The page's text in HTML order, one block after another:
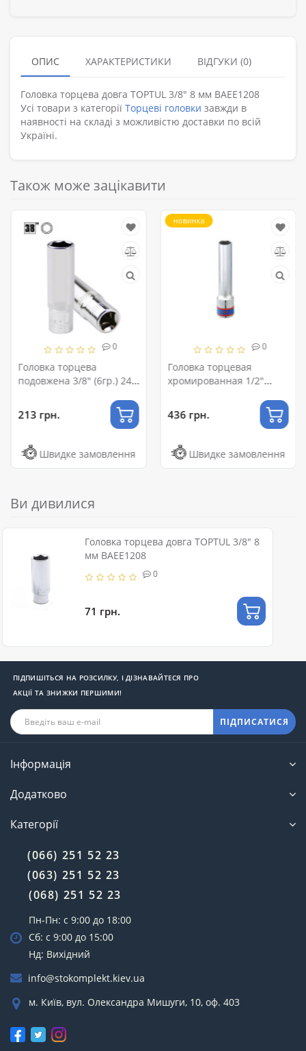
ОПИС ХАРАКТЕРИСТИКИ ВІДГУКИ (0)
Головка торцева довга TOPTUL 3/8" 8 мм BAEE1208
Усі товари з категорії Торцеві головки завжди в
наявності на складі з можливістю доставки по всій
Україні.
Також може зацікавити
0
Головка торцева
подовжена 3/8" (6гр.) 24
213 грн.
Швидке замовлення
новинка
0
Головка торцевая
хромированная 1/2"
гранн.) L=120мм
екстраудлиненная
436 грн.
Швидке замовлення
Ви дивилися
Головка торцева довга TOPTUL 3/8" 8
мм BAEE1208
0
71 грн.
ПІДПИШІТЬСЯ НА РОЗСИЛКУ, І ДІЗНАВАЙТЕСЯ ПРО
АКЦІЇ ТА ЗНИЖКИ ПЕРШИМИ!
ПІДПИСАТИСЯ
Інформація
Додатково
Категорії
(066) 251 52 23
(063) 251 52 23
(068) 251 52 23
Пн-Пн: с 9:00 до 18:00
Сб: с 9:00 до 15:00
Нд: Вихідний
info@stokomplekt.kiev.ua
м. Київ, вул. Олександра Мишуги, 10, оф. 403